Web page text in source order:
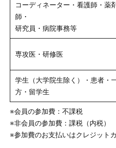
コーディネーター・看護師・薬
師・
研究員・病院事務等
専攻医・研修医
学生（大学院生除く）・患者・
方・留学生
※会員の参加費：不課税
※非会員の参加費：課税（内税）
※参加費のお支払いはクレジット